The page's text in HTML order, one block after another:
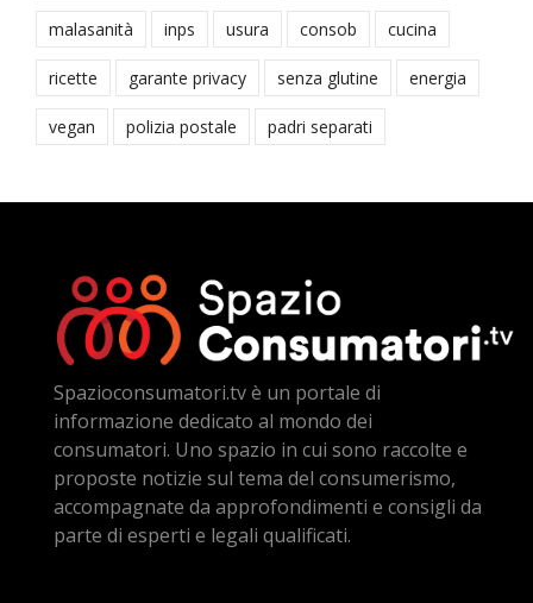
malasanità inps usura consob cucina
ricette garante privacy senza glutine energia
vegan polizia postale padri separati
Spazioconsumatori.tv è un portale di
informazione dedicato al mondo dei
consumatori. Uno spazio in cui sono raccolte e
proposte notizie sul tema del consumerismo,
accompagnate da approfondimenti e consigli da
parte di esperti e legali qualificati.